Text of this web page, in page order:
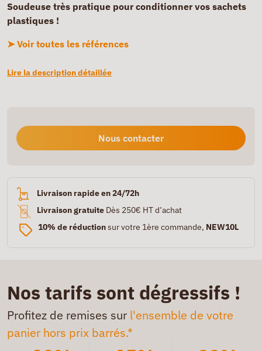
Soudeuse très pratique pour conditionner vos sachets
plastiques !
➤ Voir toutes les références
Lire la description détaillée
Nous contacter
Livraison rapide en 24/72h
Livraison gratuite Dès 250€ HT d’achat
10% de réductionsur votre 1ère commande, NEW10L
Nos tarifs sont dégressifs !
Profitez de remises sur l'ensemble de votre
panier hors prix barrés.*